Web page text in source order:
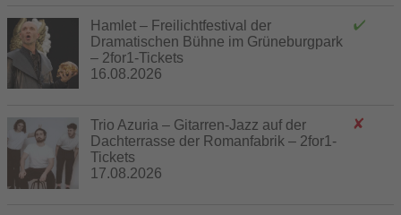
Hamlet – Freilichtfestival der
Dramatischen Bühne im Grüneburgpark
– 2for1-Tickets
16.08.2026
Trio Azuria – Gitarren-Jazz auf der
Dachterrasse der Romanfabrik – 2for1-
Tickets
17.08.2026